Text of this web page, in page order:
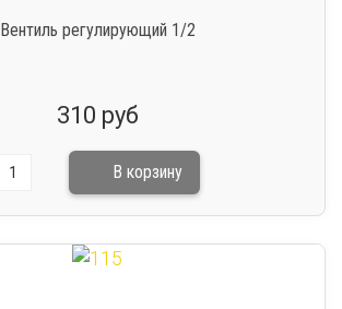
Вентиль регулирующий 1/2
310 руб